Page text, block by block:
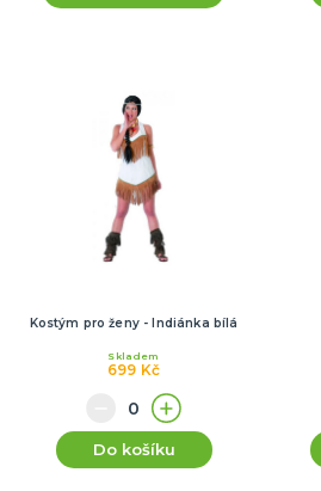
Kostým pro ženy - Indiánka bílá
699 Kč
Skladem
Do košíku